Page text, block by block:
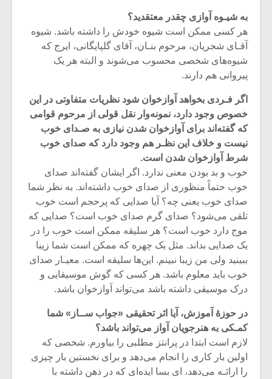
به شیـوه آوازی چقدر معتقدید؟
هر کسی ممکن است شیوه خودش را داشته باشد. شیوه
آقـای شجریان، مرحوم بنـان، آقای گلپایگانی، ایرج که
شیوه‌های شخصی محسوب می‌شوند و البته هر یک
پیروانی هم دارند.
اگر فـردی بخواهد آوازخوان شود نظریات متفاوتی در این
خصوص وجود دارد، نمونه‌وار نقل قولی از مرحوم قوامی
که گفته‌اند برای آوازخوان شدن نیازی به صـدای خوب
نیست و خلاف این نظـر هم وجود دارد که صدای خوب
شرط آوازخوان شدن است.
خوب و بد بودن معنی ندارد. اگر ایشان گفته‌اند صدای
خوب حتماً منظوری از صدای خوب داشته‌اند. به نظر شما
صدای خوب یعنی چه؟ آیا صدایی که پرحجم است خوب
تلقی می‌شود؟ صدای گرم صدای خوب است؟ صدایی که
موج دارد خوب است؟ هر سلیقه ممکن است خوب را در
یک صدایی بداند. مثل یک چهره که ممکن است شما زیبا
ببینید ولی من زیبا نبینم. این‌ها سلیقه است. معیـار صدای
خوب باید معلوم باشد. هر کسی که گوش موسیقایی و
درک موسیقی داشته باشد می‌تواند آوازخوان باشد.
در حوزۀ آموزش، آیا اثر تحقیقی «جواب ســاز» شما
کمـکی به هنرجویان آواز می‌تواند باشد؟
لازم است ابتدا در پرانتز مطلبی را بیاورم. شخصی که
اولین بار کاری را انجام می‌دهد و برای نخستین بار چیزی
را ارائـه می‌دهد، ای بسا ایده‌ای که در ذهن داشته با